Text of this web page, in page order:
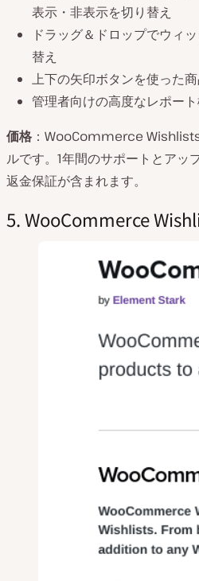
表示・非表示を切り替え
ドラッグ＆ドロップでウィ
替え
上下の矢印ボタンを使った商
管理者向けの高度なレポー
価格 ：WooCommerce
ルです。1年間のサポートとアッ
返金保証が含まれます。
5. WooCommerce